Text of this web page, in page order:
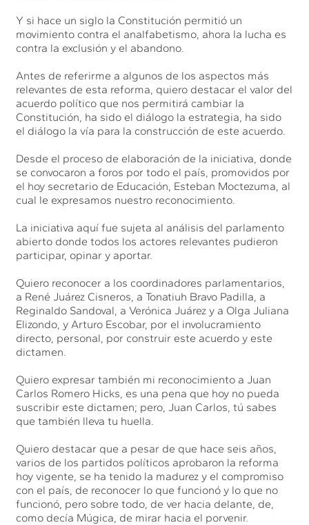
Y si hace un siglo la Constitución permitió un
movimiento contra el analfabetismo, ahora la lucha es
contra la exclusión y el abandono.
Antes de referirme a algunos de los aspectos más
relevantes de esta reforma, quiero destacar el valor del
acuerdo político que nos permitirá cambiar la
Constitución, ha sido el diálogo la estrategia, ha sido
el diálogo la vía para la construcción de este acuerdo.
Desde el proceso de elaboración de la iniciativa, donde
se convocaron a foros por todo el país, promovidos por
el hoy secretario de Educación, Esteban Moctezuma, al
cual le expresamos nuestro reconocimiento.
La iniciativa aquí fue sujeta al análisis del parlamento
abierto donde todos los actores relevantes pudieron
participar, opinar y aportar.
Quiero reconocer a los coordinadores parlamentarios,
a René Juárez Cisneros, a Tonatiuh Bravo Padilla, a
Reginaldo Sandoval, a Verónica Juárez y a Olga Juliana
Elizondo, y Arturo Escobar, por el involucramiento
directo, personal, por construir este acuerdo y este
dictamen.
Quiero expresar también mi reconocimiento a Juan
Carlos Romero Hicks, es una pena que hoy no pueda
suscribir este dictamen; pero, Juan Carlos, tú sabes
que también lleva tu huella.
Quiero destacar que a pesar de que hace seis años,
varios de los partidos políticos aprobaron la reforma
hoy vigente, se ha tenido la madurez y el compromiso
con el país, de reconocer lo que funcionó y lo que no
funcionó, pero sobre todo, de ver hacia delante, de,
como decía Múgica, de mirar hacia el porvenir.